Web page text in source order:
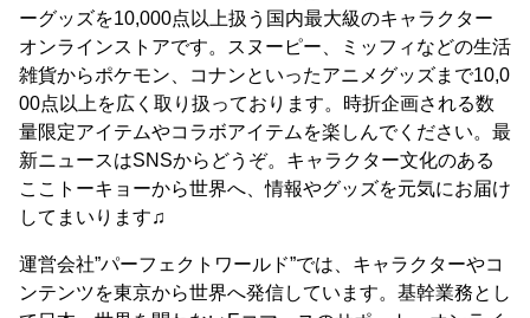
ーグッズを10,000点以上扱う国内最大級のキャラクター
オンラインストアです。スヌーピー、ミッフィなどの生活
雑貨からポケモン、コナンといったアニメグッズまで10,0
00点以上を広く取り扱っております。時折企画される数
量限定アイテムやコラボアイテムを楽しんでください。最
新ニュースはSNSからどうぞ。キャラクター文化のある
ここトーキョーから世界へ、情報やグッズを元気にお届け
してまいります♫
運営会社”パーフェクトワールド”では、キャラクターやコ
ンテンツを東京から世界へ発信しています。基幹業務とし